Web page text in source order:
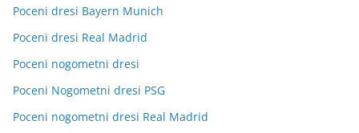
Poceni dresi Bayern Munich
Poceni dresi Real Madrid
Poceni nogometni dresi
Poceni Nogometni dresi PSG
Poceni nogometni dresi Real Madrid